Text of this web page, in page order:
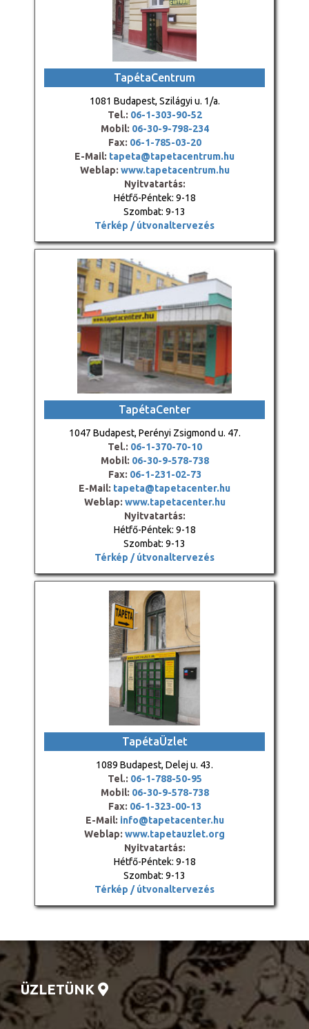
TapétaCentrum
1081 Budapest, Szilágyi u. 1/a.
Tel.: 06-1-303-90-52
Mobil: 06-30-9-798-234
Fax: 06-1-785-03-20
E-Mail: tapeta@tapetacentrum.hu
Weblap: www.tapetacentrum.hu
Nyitvatartás:
Hétfő-Péntek: 9-18
Szombat: 9-13
Térkép / útvonaltervezés
TapétaCenter
1047 Budapest, Perényi Zsigmond u. 47.
Tel.: 06-1-370-70-10
Mobil: 06-30-9-578-738
Fax: 06-1-231-02-73
E-Mail: tapeta@tapetacenter.hu
Weblap: www.tapetacenter.hu
Nyitvatartás:
Hétfő-Péntek: 9-18
Szombat: 9-13
Térkép / útvonaltervezés
TapétaÜzlet
1089 Budapest, Delej u. 43.
Tel.: 06-1-788-50-95
Mobil: 06-30-9-578-738
Fax: 06-1-323-00-13
E-Mail: info@tapetacenter.hu
Weblap: www.tapetauzlet.org
Nyitvatartás:
Hétfő-Péntek: 9-18
Szombat: 9-13
Térkép / útvonaltervezés
ÜZLETÜNK